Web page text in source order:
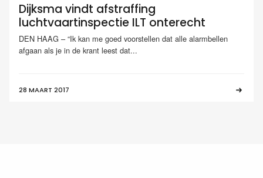
Dijksma vindt afstraffing
luchtvaartinspectie ILT onterecht
DEN HAAG – “Ik kan me goed voorstellen dat alle alarmbellen
afgaan als je in de krant leest dat...
28 MAART 2017